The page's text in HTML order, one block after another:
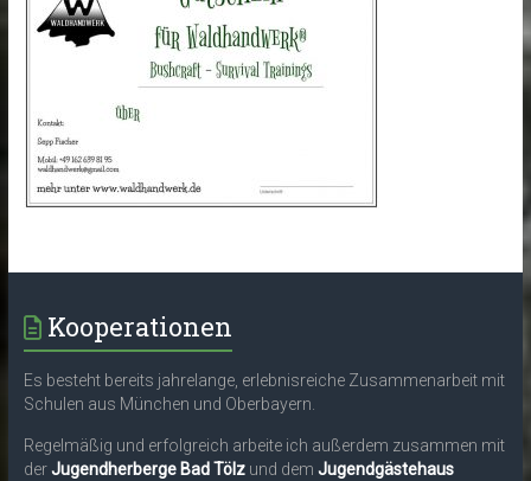
Kooperationen
Es besteht bereits jahrelange, erlebnisreiche Zusammenarbeit mit
Schulen aus München und Oberbayern.
Regelmäßig und erfolgreich arbeite ich außerdem zusammen mit
derJugendherberge Bad Tölzund dem Jugendgästehaus